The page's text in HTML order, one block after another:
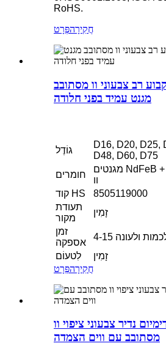
RoHS.
חֲקִירָהפְּרָט
רב צבעוני וו מסתובב
מגנט עמיד בפני חלודה
גוֹדֶל
D16, D20, D25,
D48, D60, D75
חומרים
מגנטים NdFeB + מעטפת נירוסטה +
וו
קוד HS
8505119000
תעודת
מקור
זָמִין
זמן
אספקה
לִטעוֹם
זָמִין
חֲקִירָהפְּרָט
נדיר צבעוני ציפוי וו
מסתובב עם ווים הצמדה